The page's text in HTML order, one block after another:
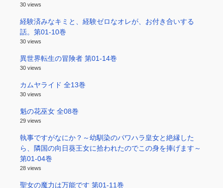
30 views
経験済みなキミと、経験ゼロなオレが、お付き合いする
話。第01-10巻
30 views
異世界転生の冒険者 第01-14巻
30 views
カムヤライド 全13巻
30 views
魁の花巫女 全08巻
29 views
執事ですがなにか？～幼馴染のパワハラ皇女と絶縁した
ら、隣国の向日葵王女に拾われたのでこの身を捧げます～
第01-04巻
28 views
聖女の魔力は万能です 第01-11巻